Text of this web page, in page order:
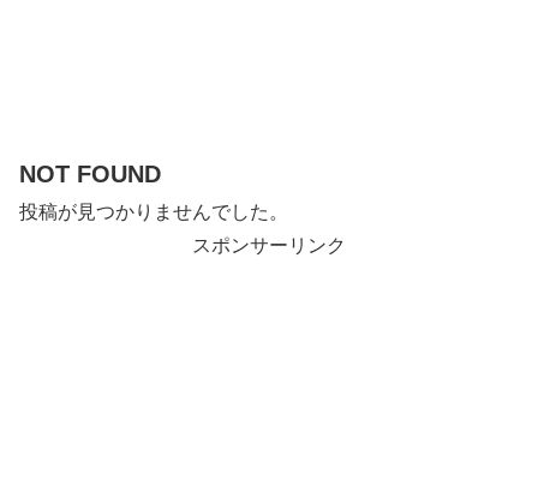
NOT FOUND
投稿が見つかりませんでした。
スポンサーリンク